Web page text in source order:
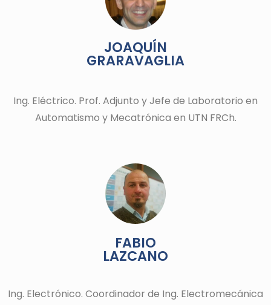
JOAQUÍN
GRARAVAGLIA
Ing. Eléctrico. Prof. Adjunto y Jefe de Laboratorio en
Automatismo y Mecatrónica en UTN FRCh.
FABIO
LAZCANO
Ing. Electrónico. Coordinador de Ing. Electromecánica